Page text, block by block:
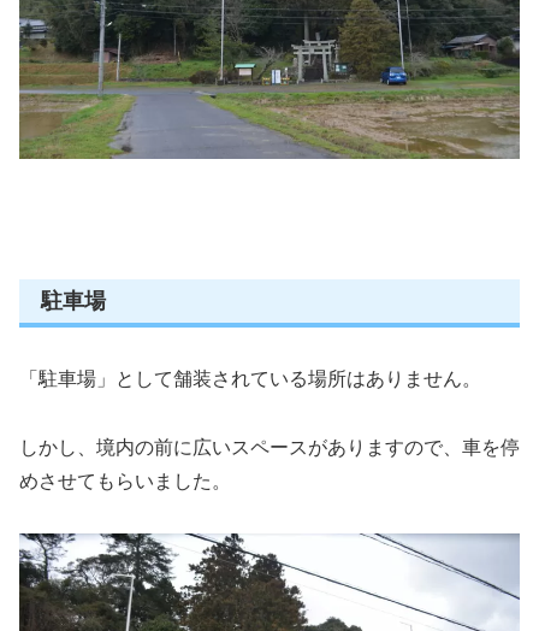
駐車場
「駐車場」として舗装されている場所はありません。
しかし、境内の前に広いスペースがありますので、車を停
めさせてもらいました。